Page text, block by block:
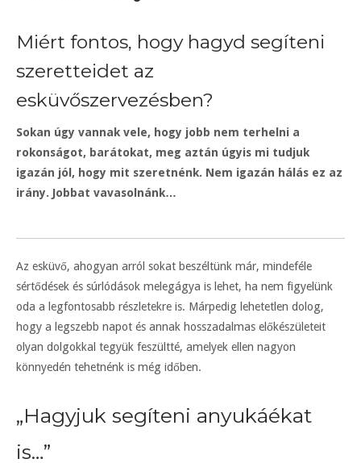
Miért fontos, hogy hagyd segíteni
szeretteidet az
esküvőszervezésben?
Sokan úgy vannak vele, hogy jobb nem terhelni a
rokonságot, barátokat, meg aztán úgyis mi tudjuk
igazán jól, hogy mit szeretnénk. Nem igazán hálás ez az
irány. Jobbat vavasolnánk…
Az esküvő, ahogyan arról sokat beszéltünk már, mindeféle
sértődések és súrlódások melegágya is lehet, ha nem figyelünk
oda a legfontosabb részletekre is. Márpedig lehetetlen dolog,
hogy a legszebb napot és annak hosszadalmas előkészületeit
olyan dolgokkal tegyük feszültté, amelyek ellen nagyon
könnyedén tehetnénk is még időben.
„Hagyjuk segíteni anyukáékat
is…”